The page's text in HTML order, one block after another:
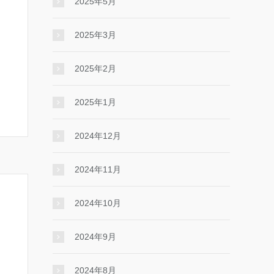
2025年3月
2025年2月
2025年1月
2024年12月
2024年11月
2024年10月
2024年9月
2024年8月